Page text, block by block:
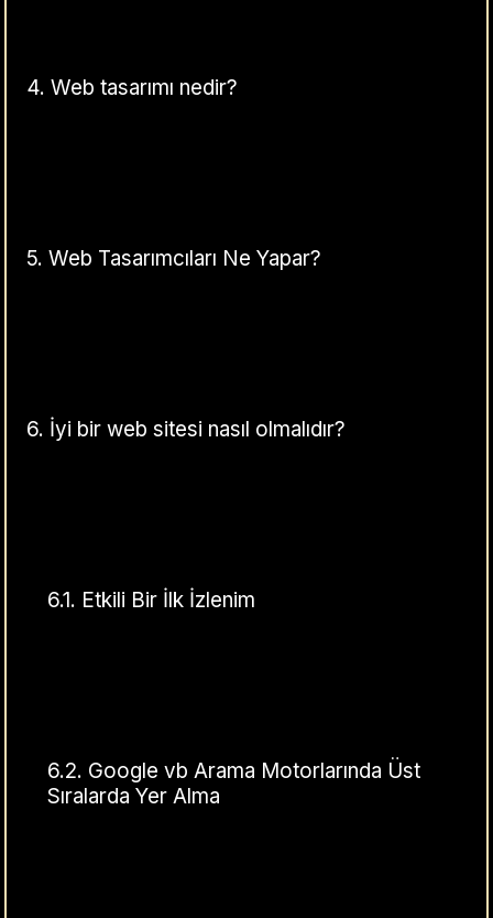
4.Web tasarımı nedir?
5.Web Tasarımcıları Ne Yapar?
6. İyi bir web sitesi nasıl olmalıdır?
6.1. Etkili Bir İlk İzlenim
6.2. Google vb Arama Motorlarında Üst
Sıralarda Yer Alma